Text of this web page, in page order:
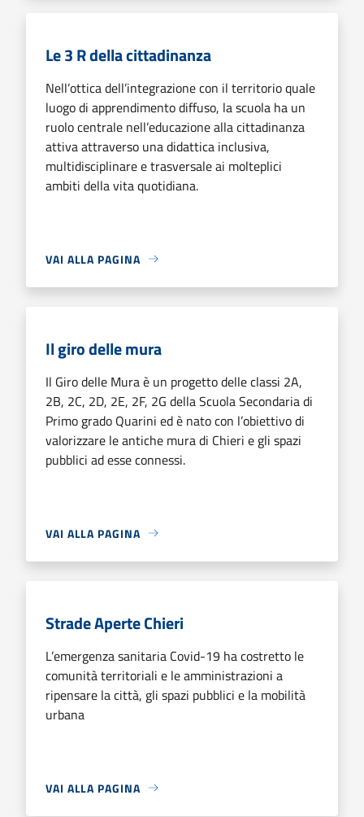
Le 3 R della cittadinanza
Nell’ottica dell’integrazione con il territorio quale
luogo di apprendimento diffuso, la scuola ha un
ruolo centrale nell’educazione alla cittadinanza
attiva attraverso una didattica inclusiva,
multidisciplinare e trasversale ai molteplici
ambiti della vita quotidiana.
VAI ALLA PAGINA
Il giro delle mura
Il Giro delle Mura è un progetto delle classi 2A,
2B, 2C, 2D, 2E, 2F, 2G della Scuola Secondaria di
Primo grado Quarini ed è nato con l’obiettivo di
valorizzare le antiche mura di Chieri e gli spazi
pubblici ad esse connessi.
VAI ALLA PAGINA
Strade Aperte Chieri
L’emergenza sanitaria Covid-19 ha costretto le
comunità territoriali e le amministrazioni a
ripensare la città, gli spazi pubblici e la mobilità
urbana
VAI ALLA PAGINA